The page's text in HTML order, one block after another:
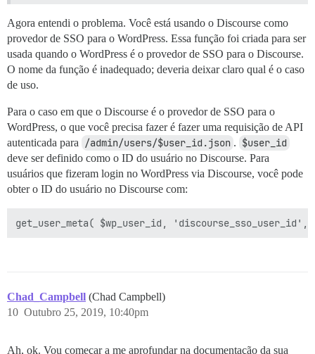
Agora entendi o problema. Você está usando o Discourse como
provedor de SSO para o WordPress. Essa função foi criada para ser
usada quando o WordPress é o provedor de SSO para o Discourse.
O nome da função é inadequado; deveria deixar claro qual é o caso
de uso.
Para o caso em que o Discourse é o provedor de SSO para o
WordPress, o que você precisa fazer é fazer uma requisição de API
autenticada para
/admin/users/$user_id.json . $user_id
deve ser definido como o ID do usuário no Discourse. Para
usuários que fizeram login no WordPress via Discourse, você pode
obter o ID do usuário no Discourse com:
Chad_Campbell (Chad Campbell)
Outubro 25, 2019, 10:40pm
10
Ah, ok. Vou começar a me aprofundar na documentação da sua